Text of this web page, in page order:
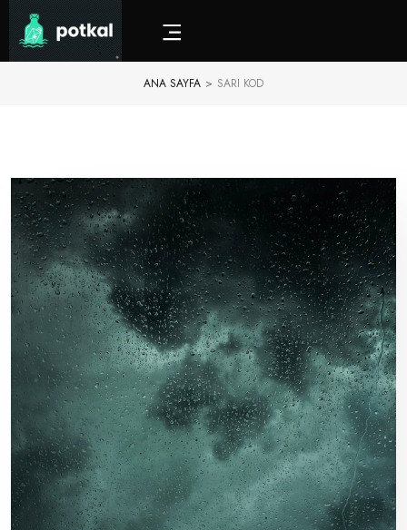
ANA SAYFA > SARI KOD